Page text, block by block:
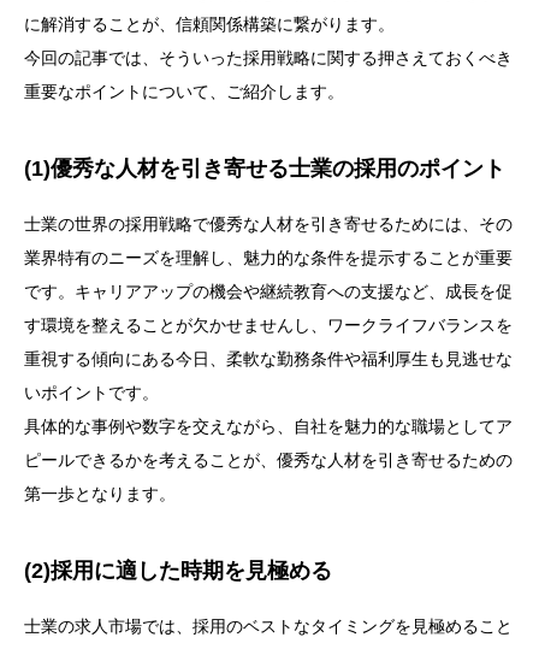
に解消することが、信頼関係構築に繋がります。
今回の記事では、そういった採用戦略に関する押さえておくべき
重要なポイントについて、ご紹介します。
(1)優秀な人材を引き寄せる士業の採用のポイント
士業の世界の採用戦略で優秀な人材を引き寄せるためには、その
業界特有のニーズを理解し、魅力的な条件を提示することが重要
です。キャリアアップの機会や継続教育への支援など、成長を促
す環境を整えることが欠かせませんし、ワークライフバランスを
重視する傾向にある今日、柔軟な勤務条件や福利厚生も見逃せな
いポイントです。
具体的な事例や数字を交えながら、自社を魅力的な職場としてア
ピールできるかを考えることが、優秀な人材を引き寄せるための
第一歩となります。
(2)採用に適した時期を見極める
士業の求人市場では、採用のベストなタイミングを見極めること